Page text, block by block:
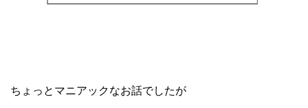
ちょっとマニアックなお話でしたが